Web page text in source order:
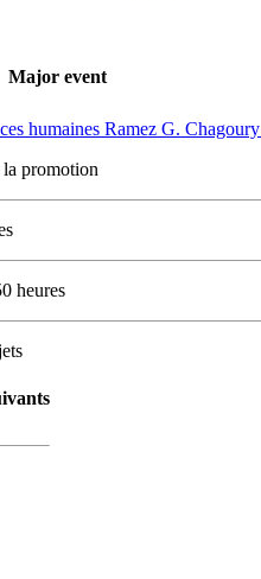
Major event
humaines Ramez G. Chagoury
la promotion
heures